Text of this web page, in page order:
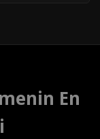
En